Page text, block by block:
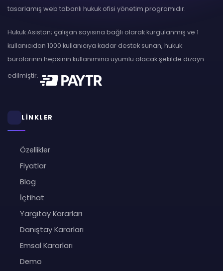
tasarlamış web tabanlı hukuk ofisi yönetim programıdır.
Hukuk Asistan; çalışan sayısına bağlı olarak kurgulanmış ve 1
kullanıcıdan 1000 kullanıcıya kadar destek sunan, hukuk
bürolarının hepsinin kullanımına uyumlu olacak şekilde dizayn
edilmiştir.
LİNKLER
Özellikler
Fiyatlar
Blog
İçtihat
Yargıtay Kararları
Danıştay Kararları
Emsal Kararları
Demo